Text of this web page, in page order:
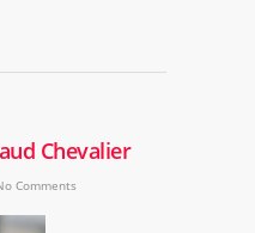
Chevalier
Comments